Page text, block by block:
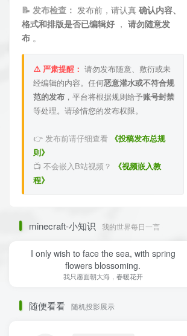
📝 发布检查： 发布前，请认真 确认内容、
格式和排版是否已编辑好 ， 请勿随意发
布 。
⚠️ 严肃提醒： 请勿发布随意、敷衍或未
经编辑的内容。任何恶意灌水或不符合规
范的发布 ，平台将根据规则给予账号封禁
等处理。请珍惜您的发布权限。
👉 发布前请仔细查看 《投稿发布总规
则》
📺 不会嵌入B站视频？
《视频嵌入教
程》
minecraft-小知识 我的世界每日一言
I only wish to face the sea, with spring
flowers blossoming.
我只愿面朝大海，春暖花开
随便看看 随机投影展示